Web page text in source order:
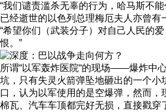
“我们谴责滥杀无辜的行为，哈马斯不
已经逝世的以色列总理梅厄夫人亦曾有
“希望你们（武装分子）对自己人民的
恨。”
所谓“以军轰炸医院“的现场——爆炸中
坑，只有失灵火箭弹坠地砸出的一个小
口，认为以军使用的是空爆弹，然而，
棉瓦、汽车车顶都完好无损，直接戳穿